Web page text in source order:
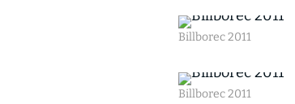
Billborec 2011
Billborec 2011